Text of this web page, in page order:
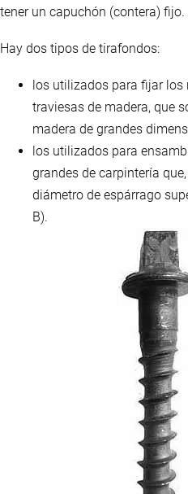
tener un capuchón (contera) fijo.
Hay dos tipos de tirafondos:
los utilizados para fijar los
traviesas de madera, que
madera de grandes
los utilizados para
grandes de carpintería
diámetro de espárrago
B).